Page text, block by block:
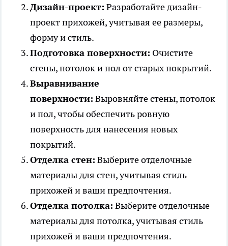
Дизайн-проект: Разработайте дизайн-
проект прихожей, учитывая ее размеры,
форму и стиль.
Подготовка поверхности: Очистите
стены, потолок и пол от старых покрытий.
Выравнивание
поверхности: Выровняйте стены, потолок
и пол, чтобы обеспечить ровную
поверхность для нанесения новых
покрытий.
Отделка стен: Выберите отделочные
материалы для стен, учитывая стиль
прихожей и ваши предпочтения.
Отделка потолка: Выберите отделочные
материалы для потолка, учитывая стиль
прихожей и ваши предпочтения.